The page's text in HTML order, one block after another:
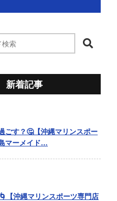
新着記事
ごす？🤔【沖縄マリンスポー
マーメイド…
【沖縄マリンスポーツ専門店